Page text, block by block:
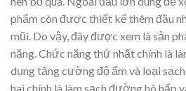
phẩm còn được thiết kế thêm đầu
mũi. Do vậy, đây được xem là sản
năng. Chức năng thứ nhất chính là
dụng tăng cường độ ẩm và loại
hai chính là làm sạch đường hô hấp